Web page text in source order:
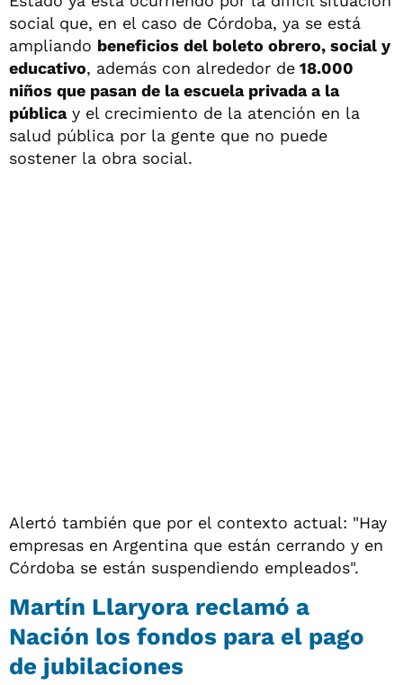
social que, en el caso de Córdoba, ya se está
ampliando beneficios del boleto obrero, social y
educativo, además con alrededor de 18.000
niños que pasan de la escuela privada a la
públicay el crecimiento de la atención en la
salud pública por la gente que no puede
sostener la obra social.
Alertó también que por el contexto actual: "Hay
empresas en Argentina que están cerrando y en
Córdoba se están suspendiendo empleados".
Martín Llaryora reclamó a
Nación los fondos para el pago
de jubilaciones